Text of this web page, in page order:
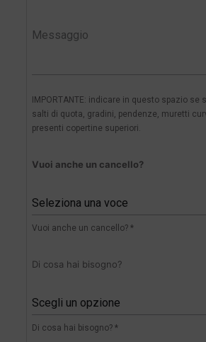
IMPORTANTE: indicare in questo spazio se
salti di quota, gradini, pendenze, muretti
presenti copertine superiori.
Vuoi anche un cancello?
Seleziona una voce
Vuoi anche un cancello? *
Di cosa hai bisogno?
Scegli un opzione
Di cosa hai bisogno? *